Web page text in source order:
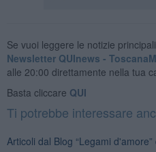
Se vuoi leggere le notizie
Newsletter QUInews -
alle 20:00 direttamente nella tua
Basta cliccare QUI
Ti potrebbe interessare
Articoli dal Blog “Legami d'amore”